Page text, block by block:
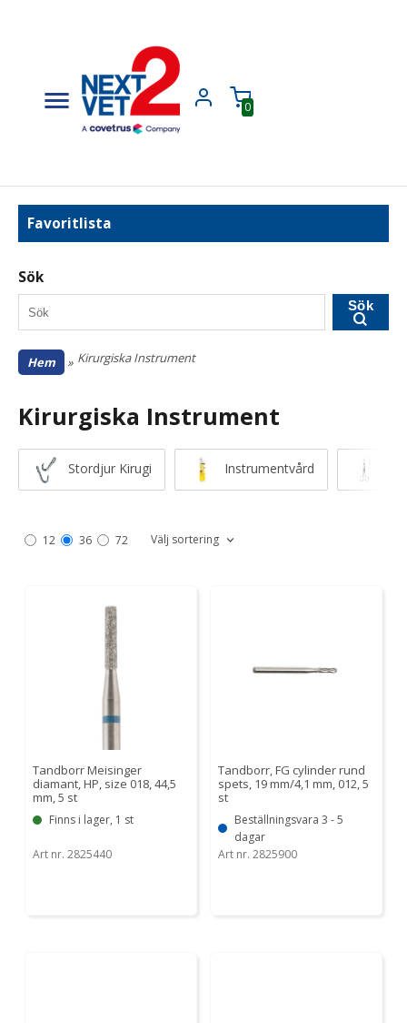
0
Favoritlista
Sök
Sök
Hem » Kirurgiska Instrument
Kirurgiska Instrument
Stordjur Kirugi Instrumentvård
12 36 72 Välj sortering
Tandborr Meisinger
diamant, HP, size 018, 44,5
mm, 5 st
Finns i lager, 1 st
Art nr. 2825440
Tandborr, FG cylinder rund
spets, 19 mm/4,1 mm, 012, 5
st
Beställningsvara 3 - 5
dagar
Art nr. 2825900